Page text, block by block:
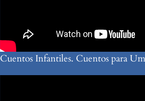
Cuentos Infantiles. Cuentos para